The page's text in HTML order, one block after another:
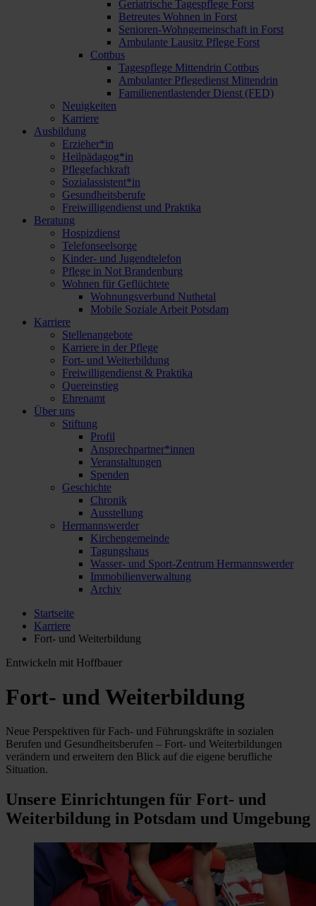
Geriatrische Tagespflege Forst
Betreutes Wohnen in Forst
Senioren-Wohngemeinschaft in Forst
Ambulante Lausitz Pflege Forst
Cottbus
Tagespflege Mittendrin Cottbus
Ambulanter Pflegedienst Mittendrin
Familienentlastender Dienst (FED)
Neuigkeiten
Karriere
Ausbildung
Erzieher*in
Heilpädagog*in
Pflegefachkraft
Sozialassistent*in
Gesundheitsberufe
Freiwilligendienst und Praktika
Beratung
Hospizdienst
Telefonseelsorge
Kinder- und Jugendtelefon
Pflege in Not Brandenburg
Wohnen für Geflüchtete
Wohnungsverbund Nuthetal
Mobile Soziale Arbeit Potsdam
Karriere
Stellenangebote
Karriere in der Pflege
Fort- und Weiterbildung
Freiwilligendienst & Praktika
Quereinstieg
Ehrenamt
Über uns
Stiftung
Profil
Ansprechpartner*innen
Veranstaltungen
Spenden
Geschichte
Chronik
Ausstellung
Hermannswerder
Kirchengemeinde
Tagungshaus
Wasser- und Sport-Zentrum Hermannswerder
Immobilienverwaltung
Archiv
Startseite
Karriere
Fort- und Weiterbildung
Entwickeln mit Hoffbauer
Fort- und Weiterbildung
Neue Perspektiven für Fach- und Führungskräfte in sozialen
Berufen und Gesundheitsberufen – Fort- und Weiterbildungen
verändern und erweitern den Blick auf die eigene berufliche
Situation.
Unsere Einrichtungen für Fort- und
Weiterbildung in Potsdam und Umgebung